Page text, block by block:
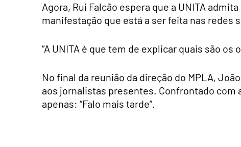
Agora, Rui Falcão espera que a UNITA
manifestação que está a ser feita nas
“A UNITA é que tem de explicar quais são
No final da reunião da direção do MPLA,
aos jornalistas presentes. Confrontado com
apenas: “Falo mais tarde”.